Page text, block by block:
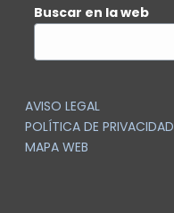
Buscar en la web
AVISO LEGAL
POLÍTICA DE PRIVACIDAD
MAPA WEB